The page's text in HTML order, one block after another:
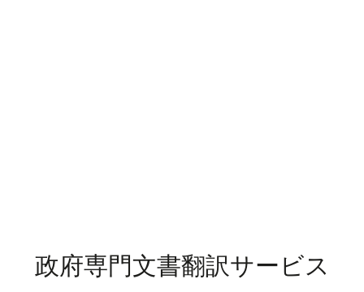
政府専門文書翻訳サービス